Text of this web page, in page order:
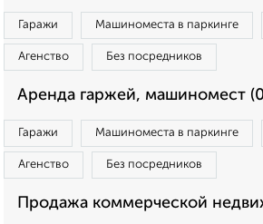
Гаражи Машиноместа в паркинге
Агенство Без посредников
Аренда гаржей, машиномест
Гаражи Машиноместа в паркинге
Агенство Без посредников
Продажа коммерческой